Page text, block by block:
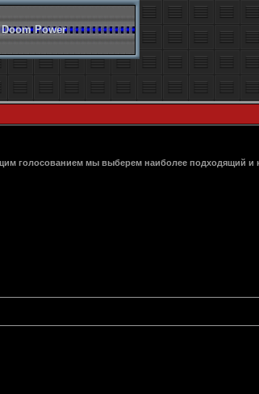
Power
голосованием мы выберем наиболее подходящий и